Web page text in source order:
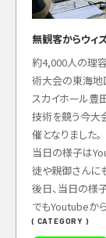
( CATEGORY )
無観客からウィ
約4,000人の理
術大会の東海地
スカイホール豊
技術を競う今大
催となりました。
当日の様子は
徒や親御さんに
後日、当日の様
でもYoutubeか